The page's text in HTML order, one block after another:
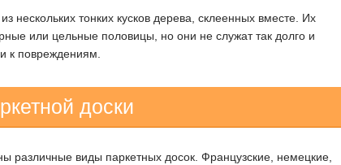
нескольких тонких кусков дерева, склеенных вместе. Их
или цельные половицы, но они не служат так долго и
к повреждениям.
доски
различные виды паркетных досок. Французские, немецкие,